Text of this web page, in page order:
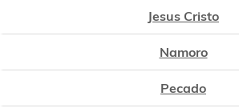
Jesus Cristo
Namoro
Pecado